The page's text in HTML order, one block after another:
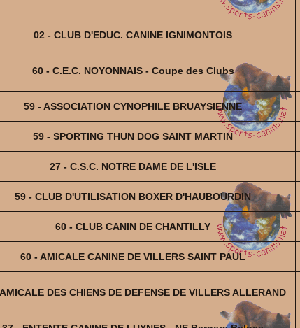
02 - CLUB D'EDUC. CANINE IGNIMONTOIS
60 - C.E.C. NOYONNAIS - Coupe des Clubs
59 - ASSOCIATION CYNOPHILE BRUAYSIENNE
59 - SPORTING THUN DOG SAINT MARTIN
27 - C.S.C. NOTRE DAME DE L'ISLE
59 - CLUB D'UTILISATION BOXER D'HAUBOURDIN
60 - CLUB CANIN DE CHANTILLY
60 - AMICALE CANINE DE VILLERS SAINT PAUL
DES CHIENS DE DEFENSE DE VILLERS ALLERAND